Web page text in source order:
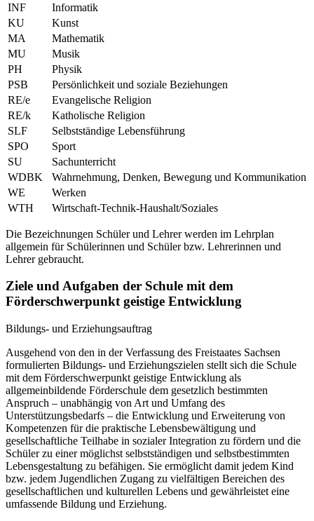
INF
Informatik
KU
Kunst
MA
Mathematik
MU
Musik
PH
Physik
PSB
Persönlichkeit und soziale Beziehungen
RE/e
Evangelische Religion
RE/k
Katholische Religion
SLF
Selbstständige Lebensführung
SPO
Sport
SU
Sachunterricht
WDBK
Wahrnehmung, Denken, Bewegung und Kommunikation
WE
Werken
WTH
Wirtschaft-Technik-Haushalt/Soziales
Die Bezeichnungen Schüler und Lehrer werden im Lehrplan
allgemein für Schülerinnen und Schüler bzw. Lehrerinnen und
Lehrer gebraucht.
Ziele und Aufgaben der Schule mit dem
Förderschwerpunkt geistige Entwicklung
Bildungs- und Erziehungsauftrag
Ausgehend von den in der Verfassung des Freistaates Sachsen
formulierten Bildungs- und Erziehungszielen stellt sich die Schule
mit dem Förderschwerpunkt geistige Entwicklung als
allgemeinbildende Förderschule dem gesetzlich bestimmten
Anspruch – unabhängig von Art und Umfang des
Unterstützungsbedarfs – die Entwicklung und Erweiterung von
Kompetenzen für die praktische Lebensbewältigung und
gesellschaftliche Teilhabe in sozialer Integration zu fördern und die
Schüler zu einer möglichst selbstständigen und selbstbestimmten
Lebensgestaltung zu befähigen. Sie ermöglicht damit jedem Kind
bzw. jedem Jugendlichen Zugang zu vielfältigen Bereichen des
gesellschaftlichen und kulturellen Lebens und gewährleistet eine
umfassende Bildung und Erziehung.